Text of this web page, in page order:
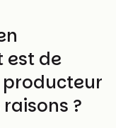
est de
producteur
?